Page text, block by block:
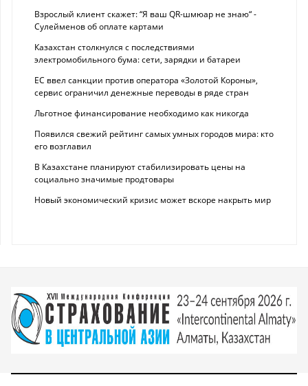
Взрослый клиент скажет: “Я ваш QR-шмюар не знаю“ -
Сулейменов об оплате картами
Казахстан столкнулся с последствиями
электромобильного бума: сети, зарядки и батареи
ЕС ввел санкции против оператора «Золотой Короны»,
сервис ограничил денежные переводы в ряде стран
Льготное финансирование необходимо как никогда
Появился свежий рейтинг самых умных городов мира: кто
его возглавил
В Казахстане планируют стабилизировать цены на
социально значимые продтовары
Новый экономический кризис может вскоре накрыть мир